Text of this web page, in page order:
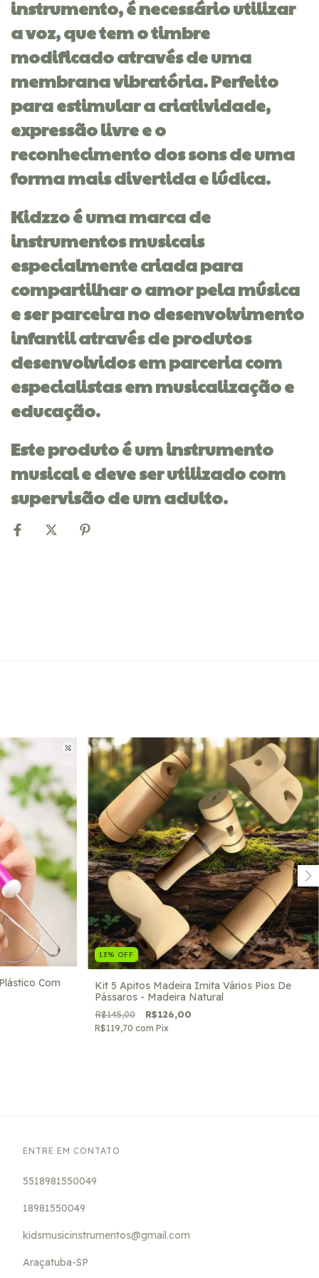
instrumento, é necessário utilizar
a voz, que tem o timbre
modificado através de uma
membrana vibratória. Perfeito
para estimular a criatividade,
expressão livre e o
reconhecimento dos sons de uma
forma mais divertida e lúdica.
Kidzzo é uma marca de
instrumentos musicais
especialmente criada para
compartilhar o amor pela música
e ser parceira no desenvolvimento
infantil através de produtos
desenvolvidos em parceria com
especialistas em musicalização e
educação.
Este produto é um instrumento
musical e deve ser utilizado com
supervisão de um adulto.
Com
13% OFF
Kit 5 Apitos Madeira Imita Vários Pios De
Pássaros - Madeira Natural
R$145,00 R$126,00
R$119,70com Pix
ENTRE EM CONTATO
5518981550049
18981550049
kidsmusicinstrumentos@gmail.com
Araçatuba-SP